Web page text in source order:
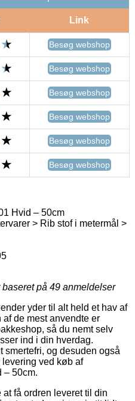
Link
Besøg webshop
Besøg webshop
Besøg webshop
Besøg webshop
Besøg webshop
Besøg webshop
Hvid – 50cm
> Rib stof i metermål >
på 49 anmeldelser
yder til alt held et hav af
de mest anvendte er
så du nemt selv
ind i din hverdag.
og desuden også
levering ved køb af
– 50cm.
få ordren leveret til din